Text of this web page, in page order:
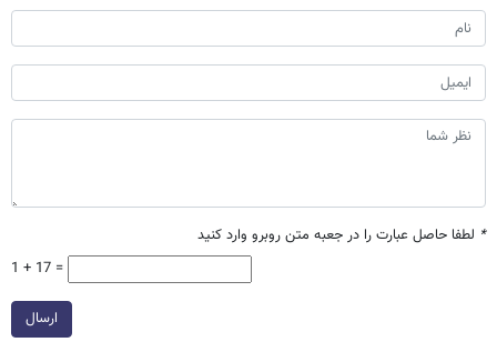
* لطفا حاصل عبارت را در جعبه متن روبرو وارد کنید
1 + 17 =
ارسال